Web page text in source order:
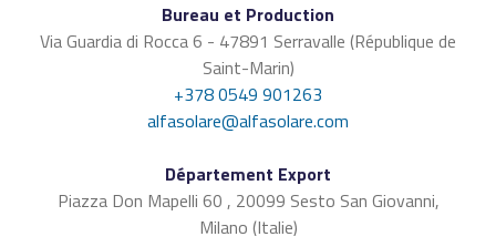
Bureau et Production
Via Guardia di Rocca 6 - 47891 Serravalle (République de
Saint-Marin)
+378 0549 901263
alfasolare@alfasolare.com
Département Export
Piazza Don Mapelli 60 , 20099 Sesto San Giovanni,
Milano (Italie)